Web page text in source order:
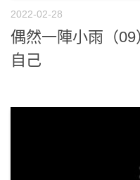
2022-02-28
偶然一陣小雨（
自己